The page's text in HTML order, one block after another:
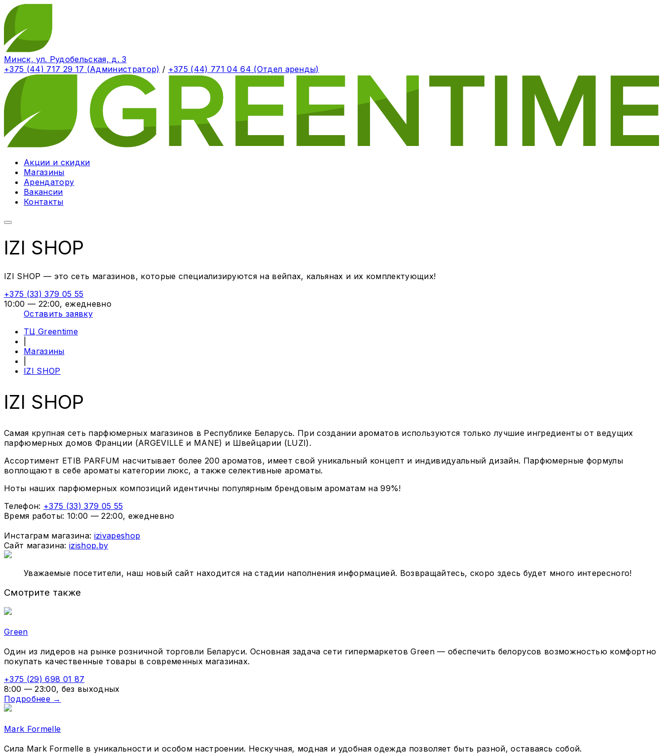
Минск, ул. Рудобельская, д. 3
+375 (44) 717 29 17 (Администратор) / +375 (44) 771 04 64 (Отдел аренды)
Акции и скидки
Магазины
Арендатору
Вакансии
Контакты
IZI SHOP
IZI SHOP — это сеть магазинов, которые специализируются на вейпах, кальянах и их комплектующих!
+375 (33) 379 05 55
10:00 — 22:00, ежедневно
Оставить заявку
ТЦ Greentime
Магазины
IZI SHOP
IZI SHOP
Cамая крупная сеть парфюмерных магазинов в Республике Беларусь. При создании ароматов используются только лучшие ингредиенты от ведущих
парфюмерных домов Франции (ARGEVILLЕ и MANE) и Швейцарии (LUZI).
Ассортимент ETIB PARFUM насчитывает более 200 ароматов, имеет свой уникальный концепт и индивидуальный дизайн. Парфюмерные формулы
воплощают в себе ароматы категории люкс, а также селективные ароматы.
Ноты наших парфюмерных композиций идентичны популярным брендовым ароматам на 99%!
Телефон: +375 (33) 379 05 55
Время работы: 10:00 — 22:00, ежедневно
Инстаграм магазина: izivapeshop
Сайт магазина: izishop.by
Уважаемые посетители, наш новый сайт находится на стадии наполнения информацией. Возвращайтесь, скоро здесь будет много интересного!
Смотрите также
Green
Один из лидеров на рынке розничной торговли Беларуси. Основная задача сети гипермаркетов Green — обеспечить белорусов возможностью комфортно
покупать качественные товары в современных магазинах.
+375 (29) 698 01 87
8:00 — 23:00, без выходных
Подробнее →
Mark Formelle
Сила Mark Formelle в уникальности и особом настроении. Нескучная, модная и удобная одежда позволяет быть разной, оставаясь собой.